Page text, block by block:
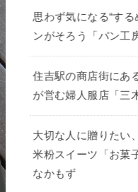
思わず気になる“す
ンがそろう「パン工
住吉駅の商店街にあ
が営む婦人服店「三
大切な人に贈りたい
米粉スイーツ「お菓
なかもず